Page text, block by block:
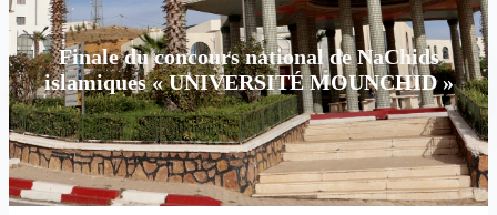
Finale du concours national de NaChids
islamiques « UNIVERSITÉ MOUNCHID »